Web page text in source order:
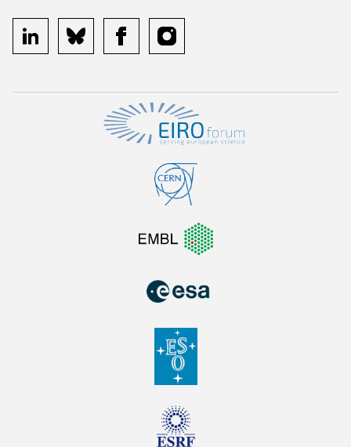
linkedin bluesky facebookinstagram